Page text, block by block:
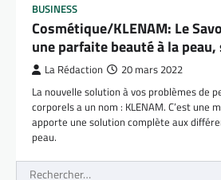
BUSINESS
Cosmétique/KLENAM: Le
une parfaite beauté à la
La Rédaction 20 mars 2022
La nouvelle solution à vos problèmes de
corporels a un nom : KLENAM. C’est une
apporte une solution complète aux
peau.
Rechercher :